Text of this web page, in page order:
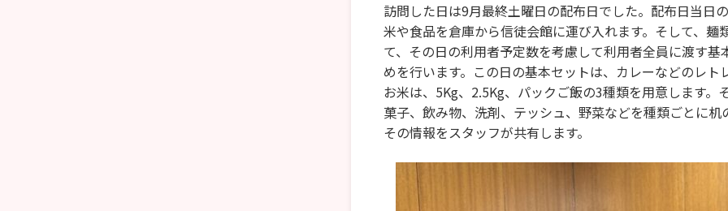
訪問した日は9月最終土曜日の配布日でした。配布日当日
米や食品を倉庫から信徒会館に運び入れます。そして、
て、その日の利用者予定数を考慮して利用者全員に渡す
めを行います。この日の基本セットは、カレーなどのレ
お米は、5Kg、2.5Kg、パックご飯の3種類を用意します
菓子、飲み物、洗剤、テッシュ、野菜などを種類ごとに
その情報をスタッフが共有します。